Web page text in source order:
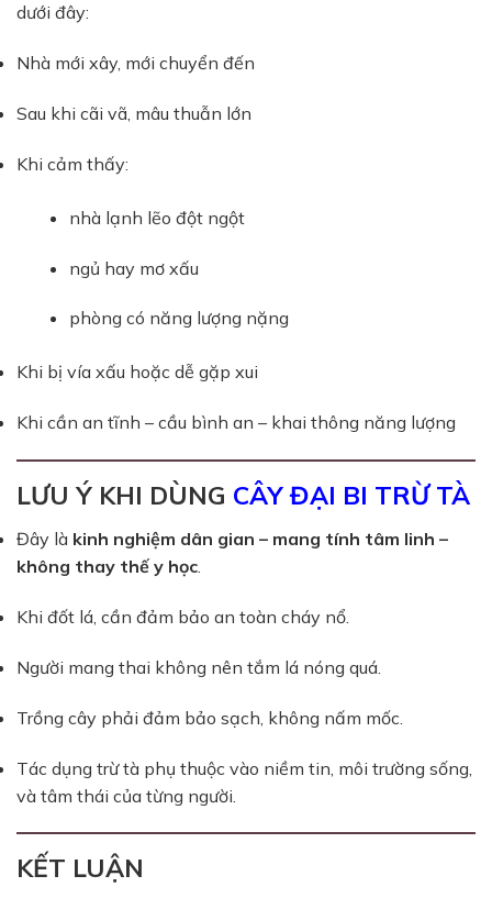
dưới đây:
Nhà mới xây, mới chuyển đến
Sau khi cãi vã, mâu thuẫn lớn
Khi cảm thấy:
nhà lạnh lẽo đột ngột
ngủ hay mơ xấu
phòng có năng lượng nặng
Khi bị vía xấu hoặc dễ gặp xui
Khi cần an tĩnh – cầu bình an – khai thông năng lượng
LƯU Ý KHI DÙNG CÂY ĐẠI BI TRỪ TÀ
Đây là kinh nghiệm dân gian – mang tính tâm linh –
không thay thế y học.
Khi đốt lá, cần đảm bảo an toàn cháy nổ.
Người mang thai không nên tắm lá nóng quá.
Trồng cây phải đảm bảo sạch, không nấm mốc.
Tác dụng trừ tà phụ thuộc vào niềm tin, môi trường sống,
và tâm thái của từng người.
KẾT LUẬN